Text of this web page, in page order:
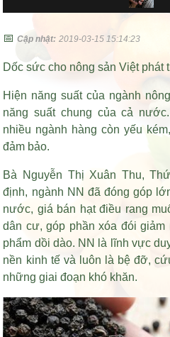
📅Cập nhật: 2019-03-15 15:14:23
Dốc sức cho nông sản Việt phát
Hiện năng suất của ngành
năng suất chung của cả
nhiều ngành hàng còn yếu
đảm bảo.
Bà Nguyễn Thị Xuân Thu,
định, ngành NN đã đóng góp
nước, giá bán hạt điều rang
dân cư, góp phần xóa đói
phẩm dồi dào. NN là lĩnh vực
nền kinh tế và luôn là bệ đỡ,
những giai đoạn khó khăn.